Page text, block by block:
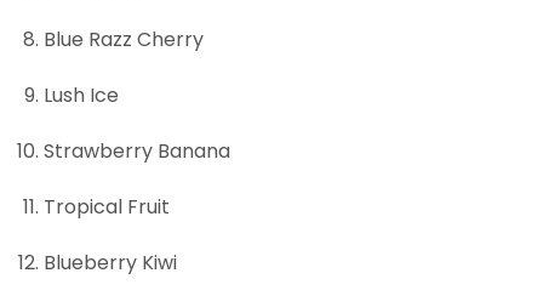
Blue Razz Cherry
Lush Ice
Strawberry Banana
Tropical Fruit
Blueberry Kiwi